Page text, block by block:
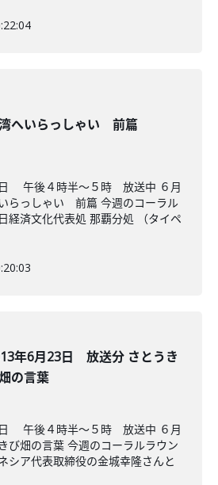
へいらっしゃい 前篇
午後４時半～５時 放送中 ６月
らっしゃい 前篇 今週のコーラル
経済文化代表処 那覇分処 （タイペ
年6月23日 放送分 さとうき
の言葉
午後４時半～５時 放送中 ６月
び畑の言葉 今週のコーラルラウン
シア代表取締役の金城幸隆さんと